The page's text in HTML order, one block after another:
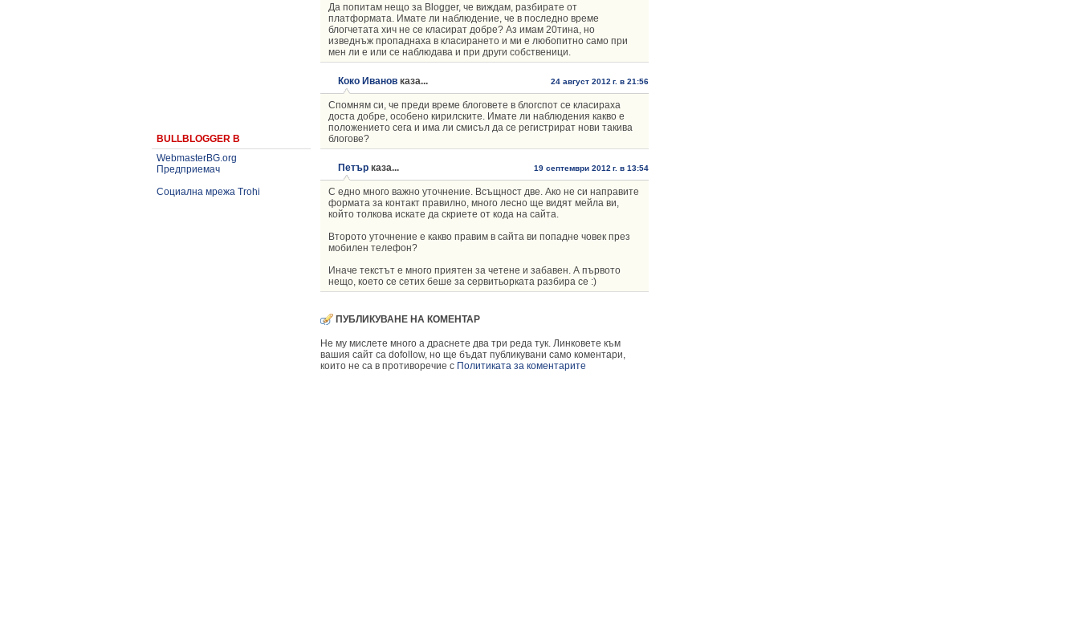
BULLBLOGGER В
WebmasterBG.org
Предприемач
Социална мрежа Trohi
Да попитам нещо за Blogger, че виждам, разбирате от
платформата. Имате ли наблюдение, че в последно време
блогчетата хич не се класират добре? Аз имам 20тина, но
изведнъж пропаднаха в класирането и ми е любопитно само при
мен ли е или се наблюдава и при други собственици.
Коко Иванов каза... 24 август 2012 г. в 21:56
Спомням си, че преди време блоговете в блогспот се класираха
доста добре, особено кирилските. Имате ли наблюдения какво е
положението сега и има ли смисъл да се регистрират нови такива
блогове?
Петър каза... 19 септември 2012 г. в 13:54
С едно много важно уточнение. Всъщност две. Ако не си направите
формата за контакт правилно, много лесно ще видят мейла ви,
който толкова искате да скриете от кода на сайта.
Второто уточнение е какво правим в сайта ви попадне човек през
мобилен телефон?
Иначе текстът е много приятен за четене и забавен. А първото
нещо, което се сетих беше за сервитьорката разбира се :)
ПУБЛИКУВАНЕ НА КОМЕНТАР
Не му мислете много а драснете два три реда тук. Линковете към
вашия сайт са dofollow, но ще бъдат публикувани само коментари,
които не са в противоречие с Политиката за коментарите